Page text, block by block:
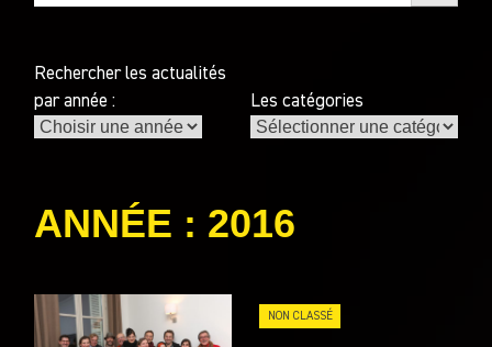
Rechercher les actualités
par année :
Les catégories
Les
ANNÉE : 2016
NON CLASSÉ